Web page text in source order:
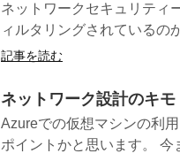
ネットワークセキュリティ
ィルタリングされているの
記事を読む
ネットワーク設計のキ
Azureでの仮想マシンの利
ポイントかと思います。